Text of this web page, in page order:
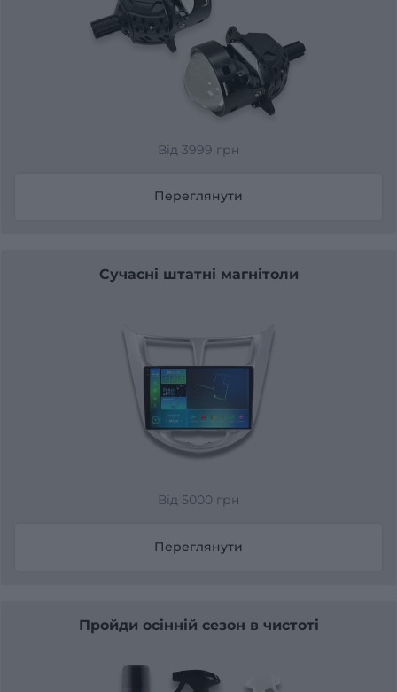
Від 3999 грн
Переглянути
Сучасні штатні магнітоли
Від 5000 грн
Переглянути
Пройди осінній сезон в чистоті